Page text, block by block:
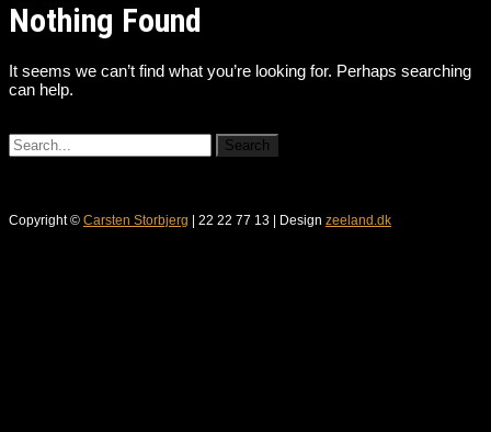
Nothing Found
It seems we can’t find what you’re looking for. Perhaps searching
can help.
Copyright © Carsten Storbjerg | 22 22 77 13 | Design zeeland.dk